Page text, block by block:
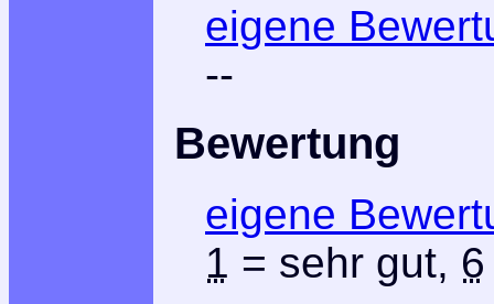
eigene
--
Bewertung
eigene
1 = sehr gut, 6